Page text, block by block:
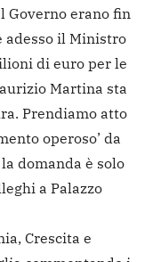
Governo erano fin
adesso il Ministro
di euro per le
Martina sta
Prendiamo atto
operoso’ da
domanda è solo
a Palazzo
Crescita e